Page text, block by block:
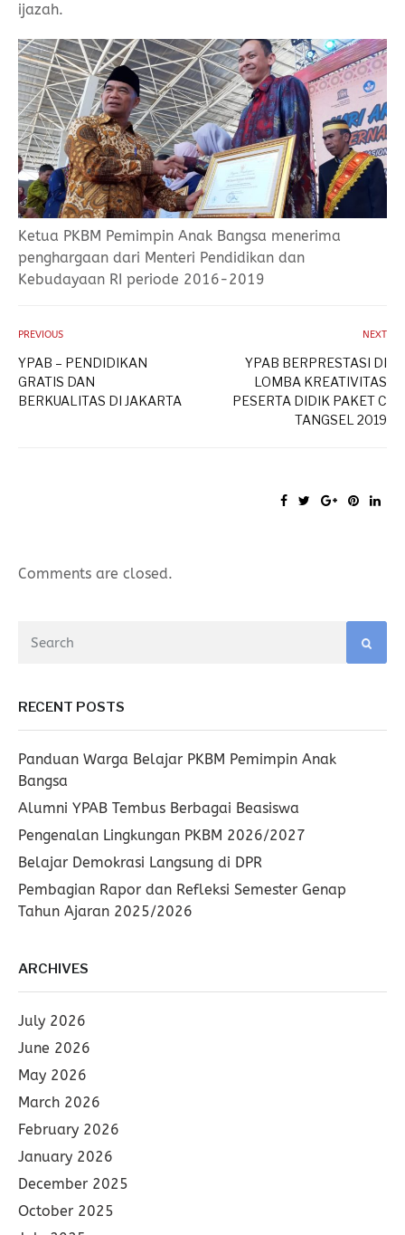
ijazah.
Ketua PKBM Pemimpin Anak Bangsa menerima
penghargaan dari Menteri Pendidikan dan
Kebudayaan RI periode 2016-2019
PREVIOUS
YPAB – PENDIDIKAN
GRATIS DAN
BERKUALITAS DI JAKARTA
NEXT
YPAB BERPRESTASI DI
LOMBA KREATIVITAS
PESERTA DIDIK PAKET C
TANGSEL 2019
Comments are closed.
RECENT POSTS
Panduan Warga Belajar PKBM Pemimpin Anak
Bangsa
Alumni YPAB Tembus Berbagai Beasiswa
Pengenalan Lingkungan PKBM 2026/2027
Belajar Demokrasi Langsung di DPR
Pembagian Rapor dan Refleksi Semester Genap
Tahun Ajaran 2025/2026
ARCHIVES
July 2026
June 2026
May 2026
March 2026
February 2026
January 2026
December 2025
October 2025